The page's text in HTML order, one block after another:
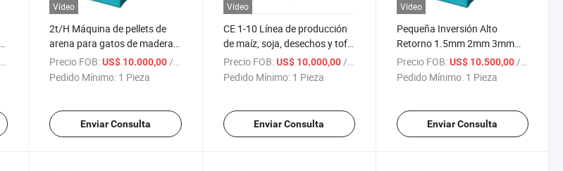
Vídeo
2t/H Máquina de pellets de
arena para gatos de madera
de pino, máquina de pellets de
bentonita y tofu para arena
Precio FOB: US$ 10.000,00 / Pieza
Pedido Mínimo: 1 Pieza
Enviar Consulta
Vídeo
CE 1-10 Línea de producción
de maíz, soja, desechos y tofu
para máquina de arena para
gatos
Precio FOB: US$ 10.000,00/ Pieza
Pedido Mínimo: 1 Pieza
Enviar Consulta
Vídeo
Pequeña Inversión Alto
Retorno 1.5mm 2mm 3mm
Máquina de Arena para Gatos
Fabricante de Máquina de
Precio FOB: US$ 10.500,00/ Pieza
Pedido Mínimo: 1 Pieza
Enviar Consulta